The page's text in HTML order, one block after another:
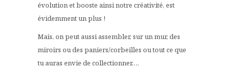
évolution et booste ainsi notre créativité, est
évidemment un plus !
Mais, on peut aussi assembler, sur un mur, des
miroirs ou des paniers/corbeilles ou tout ce que
tu auras envie de collectionner….